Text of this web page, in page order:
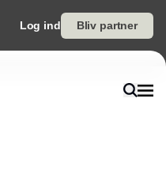
Log ind Bliv partner